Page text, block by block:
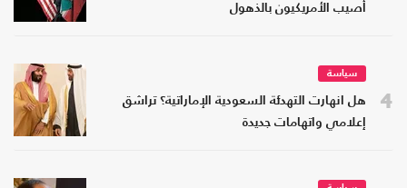
أصيب الأمريكيون بالذهول
4
سياسة
هل انهارت التهدئة السعودية الإماراتية؟ تراشق
إعلامي واتهامات جديدة